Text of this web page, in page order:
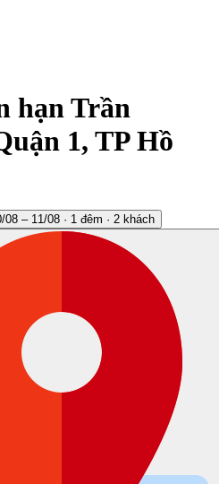
hạn Trần
1, TP Hồ
08 – 11/08 · 1 đêm · 2 khách